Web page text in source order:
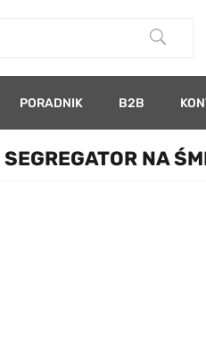
PORADNIK B2B
SEGREGATOR NA